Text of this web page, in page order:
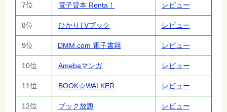
7位 電子貸本 Renta！ レビュー
8位 ひかりTVブック レビュー
9位 DMM.com 電子書籍 レビュー
10位 Amebaマンガ レビュー
11位 BOOK☆WALKER レビュー
12位 ブック放題 レビュー